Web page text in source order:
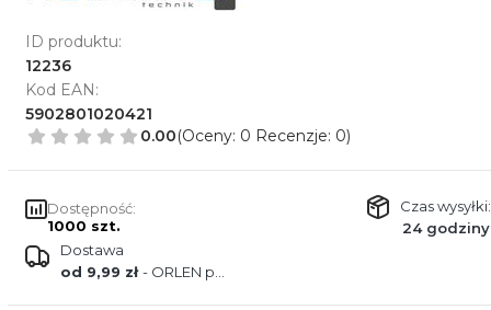
ID produktu:
12236
Kod EAN:
5902801020421
0.00(Oceny: 0 Recenzje: 0)
Dostępność:
1000 szt.
Czas wysyłki:
24 godziny
Dostawa
od 9,99 zł- ORLEN paczka